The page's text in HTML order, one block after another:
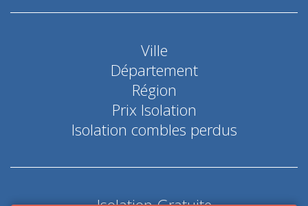
Ville
Département
Région
Prix Isolation
Isolation combles perdus